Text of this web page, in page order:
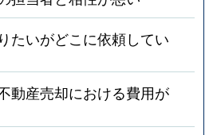
たいがどこに依頼してい
動産売却における費用が